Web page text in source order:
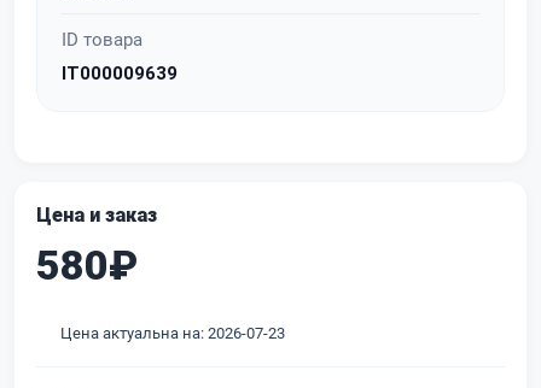
ID товара
IT000009639
Цена и заказ
580₽
Цена актуальна на: 2026-07-23